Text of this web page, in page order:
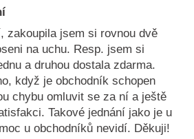
zakoupila jsem si rovnou dvě
na uchu. Resp. jsem si
a druhou dostala zdarma.
když je obchodník schopen
chybu omluvit se za ní a ještě
Takové jednání jako je u
u obchodníků nevidí. Děkuji!